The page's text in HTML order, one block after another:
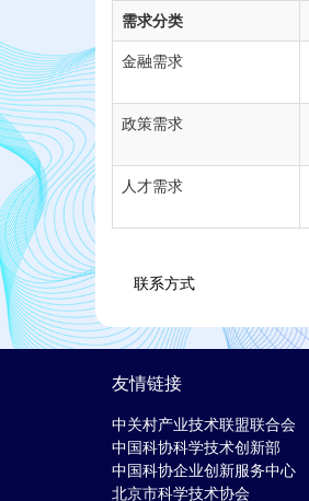
需求分类
金融需求
政策需求
人才需求
联系方式
友情链接
中关村产业技术联盟联合会
中国科协科学技术创新部
中国科协企业创新服务中心
北京市科学技术协会